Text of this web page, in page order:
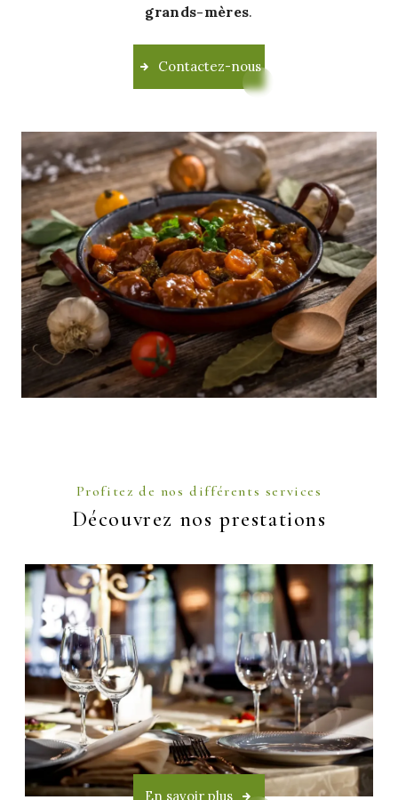
grands-mères.
Contactez-nous
Profitez de nos différents services
Découvrez nos prestations
En savoir plus